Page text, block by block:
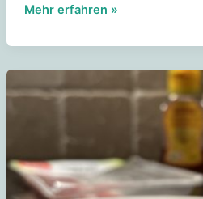
Dadels
spek
Mehr erfahren »